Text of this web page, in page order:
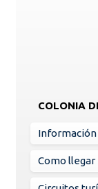
COLONIA
Información
Como llegar